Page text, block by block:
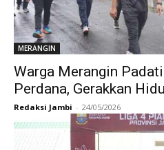
MERANGIN
Warga Merangin
Perdana, Gerakkan
Redaksi Jambi - 24/05/2026